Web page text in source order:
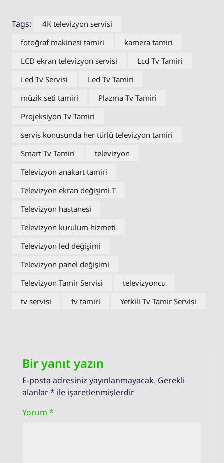
Tags:
4K televizyon servisi
fotoğraf makinesi tamiri
kamera tamiri
LCD ekran televizyon servisi
Lcd Tv Tamiri
Led Tv Servisi
Led Tv Tamiri
müzik seti tamiri
Plazma Tv Tamiri
Projeksiyon Tv Tamiri
servis konusunda her türlü televizyon tamiri
Smart Tv Tamiri
televizyon
Televizyon anakart tamiri
Televizyon ekran değişimi T
Televizyon hastanesi
Televizyon kurulum hizmeti
Televizyon led değişimi
Televizyon panel değişimi
Televizyon Tamir Servisi
televizyoncu
tv servisi
tv tamiri Yetkili Tv Tamir Servisi
Bir yanıt yazın
E-posta adresiniz yayınlanmayacak. Gerekli
alanlar* ile işaretlenmişlerdir
Yorum *